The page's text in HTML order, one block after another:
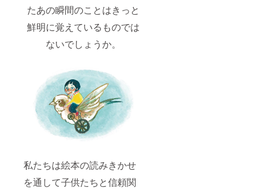
たあの瞬間のことはきっと
鮮明に覚えているものでは
ないでしょうか。
私たちは絵本の読みきかせ
を通して子供たちと信頼関